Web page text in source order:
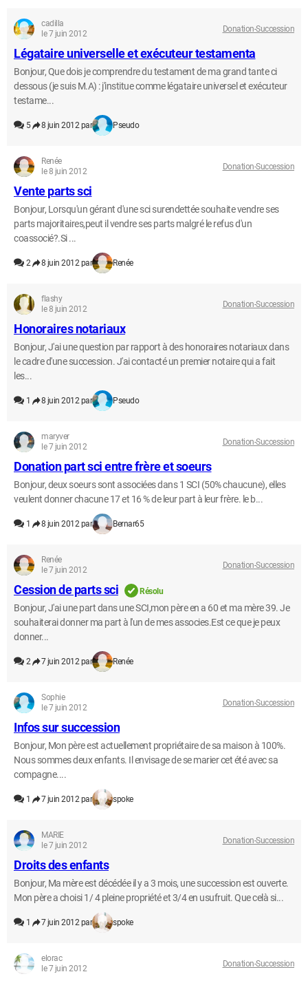
cadilla
le 7 juin 2012
Donation-Succession
Légataire universelle et exécuteur testamenta
Bonjour, Que dois je comprendre du testament de ma grand tante ci
dessous (je suis M.A) : j'institue comme légataire universel et exécuteur
testame...
5 8 juin 2012 par Pseudo
Renée
le 8 juin 2012
Donation-Succession
Vente parts sci
Bonjour, Lorsqu'un gérant d'une sci surendettée souhaite vendre ses
parts majoritaires,peut il vendre ses parts malgré le refus d'un
coassocié?.Si ...
2 8 juin 2012 par Renée
flashy
le 8 juin 2012
Donation-Succession
Honoraires notariaux
Bonjour, J'ai une question par rapport à des honoraires notariaux dans
le cadre d'une succession. J'ai contacté un premier notaire qui a fait
les...
1 8 juin 2012 par Pseudo
maryver
le 7 juin 2012
Donation-Succession
Donation part sci entre frère et soeurs
Bonjour, deux soeurs sont associées dans 1 SCI (50% chaucune), elles
veulent donner chacune 17 et 16 % de leur part à leur frère. le b...
1 8 juin 2012 par Bernar65
Renée
le 7 juin 2012
Donation-Succession
Cession de parts sci Résolu
Bonjour, J'ai une part dans une SCI,mon père en a 60 et ma mère 39. Je
souhaiterai donner ma part à l'un de mes associes.Est ce que je peux
donner...
2 7 juin 2012 par Renée
Sophie
le 7 juin 2012
Donation-Succession
Infos sur succession
Bonjour, Mon père est actuellement propriétaire de sa maison à 100%.
Nous sommes deux enfants. Il envisage de se marier cet été avec sa
compagne....
1 7 juin 2012 par spoke
MARIE
le 7 juin 2012
Donation-Succession
Droits des enfants
Bonjour, Ma mère est décédée il y a 3 mois, une succession est ouverte.
Mon père a choisi 1/ 4 pleine propriété et 3/4 en usufruit. Que celà si...
1 7 juin 2012 par spoke
elorac
le 7 juin 2012
Donation-Succession